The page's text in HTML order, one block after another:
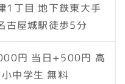
1丁目 地下鉄東大手
古屋城駅徒歩5分
円 当日+500円 高
中学生 無料